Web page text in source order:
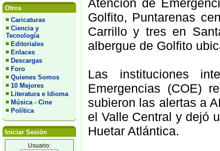
Otros
Caricaturas
Ciencia y
Tecnología
Editoriales
Enlaces
Descargas
Foro
Quienes Somos
10 Mejores
Literatura e Idioma
Música - Cine
Política
Iniciar Sesión
Usuario:
Golfito, Puntarenas
Carrillo y tres en
albergue de Golfito
Las instituciones
Emergencias (COE)
subieron las alertas a
el Valle Central y dejó
Huetar Atlántica.